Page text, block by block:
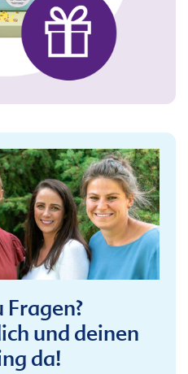
Fragen?
und deinen
da!